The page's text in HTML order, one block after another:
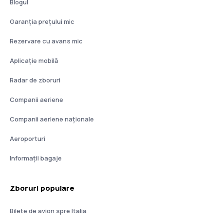
Blogul
Garanția prețului mic
Rezervare cu avans mic
Aplicație mobilă
Radar de zboruri
Companii aeriene
Companii aeriene naţionale
Aeroporturi
Informații bagaje
Zboruri populare
Bilete de avion spre Italia